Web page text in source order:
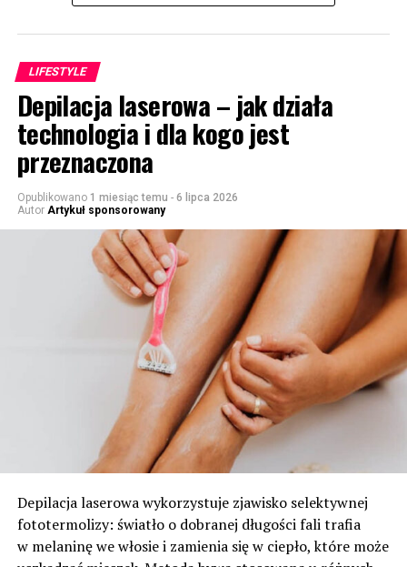
LIFESTYLE
Depilacja laserowa – jak działa
technologia i dla kogo jest
przeznaczona
Opublikowano 1 miesiąc temu - 6 lipca 2026
Autor Artykuł sponsorowany
Depilacja laserowa wykorzystuje zjawisko selektywnej
fototermolizy: światło o dobranej długości fali trafia
w melaninę we włosie i zamienia się w ciepło, które może